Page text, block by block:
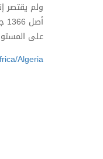
على
Algeria